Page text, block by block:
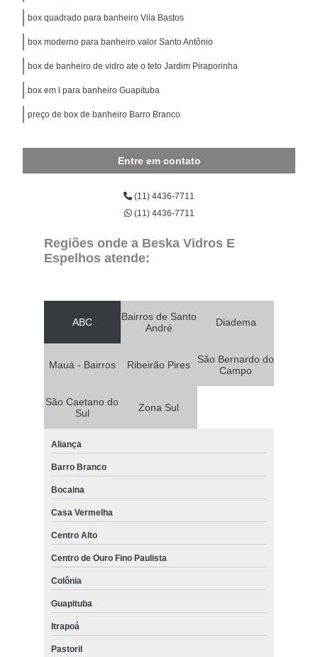
box quadrado para banheiro Vila Bastos
box moderno para banheiro valor Santo Antônio
box de banheiro de vidro ate o teto Jardim Piraporinha
box em l para banheiro Guapituba
preço de box de banheiro Barro Branco
Entre em contato
(11) 4436-7711
(11) 4436-7711
Regiões onde a Beska Vidros E
Espelhos atende:
ABC
Bairros de Santo
André
Diadema
Mauá - Bairros Ribeirão Pires
São Bernardo do
Campo
São Caetano do
Sul
Zona Sul
Aliança
Barro Branco
Bocaina
Casa Vermelha
Centro Alto
Centro de Ouro Fino Paulista
Colônia
Guapituba
Itrapoá
Pastoril